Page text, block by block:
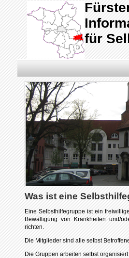
für
Was ist eine
Eine Selbsthilfegruppe ist ein
Bewältigung von Krankheiten und/
richten.
Die Mitglieder sind alle selbst
Die Gruppen arbeiten selbst